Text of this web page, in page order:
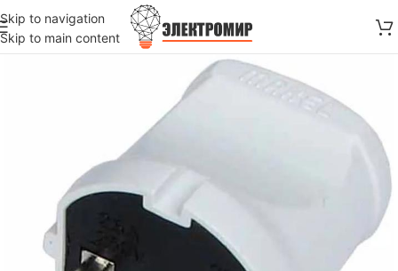
Skip to navigation
Skip to main content